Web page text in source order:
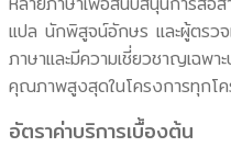
แปล นักพิสูจน์อักษร และผู้ตรวจ
ภาษาและมีความเชี่ยวชาญเฉพา
คุณภาพสูงสุดในโครงการทุกโค
อัตราค่าบริการเบื้องต้น